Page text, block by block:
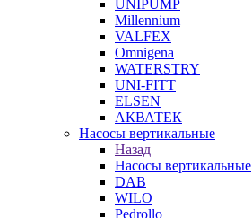
UNIPUMP
Millennium
VALFEX
Omnigena
WATERSTRY
UNI-FITT
ELSEN
АКВАТЕК
Насосы вертикальные
Назад
Насосы вертикальные
DAB
WILO
Pedrollo